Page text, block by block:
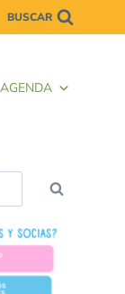
BUSCAR
AGENDA